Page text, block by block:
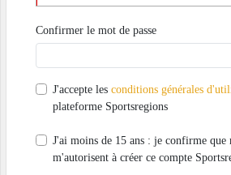
Confirmer le mot de passe
J'accepte les conditions générales
plateforme Sportsregions
J'ai moins de 15 ans : je confirme que
m'autorisent à créer ce compte